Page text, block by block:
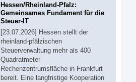
Hessen/Rheinland-Pfalz:
Gemeinsames Fundament für die
Steuer-IT
[23.07.2026] Hessen stellt der
rheinland-pfälzischen
Steuerverwaltung mehr als 400
Quadratmeter
Rechenzentrumsfläche in Frankfurt
bereit. Eine langfristige Kooperation